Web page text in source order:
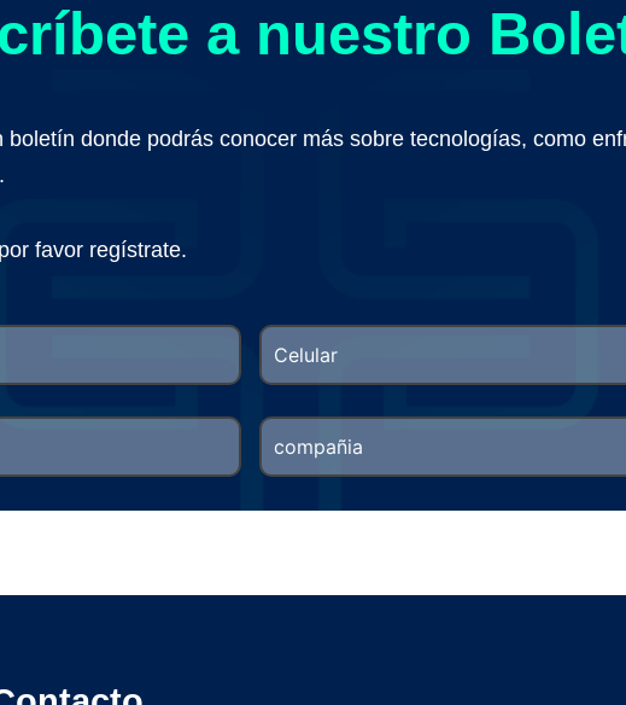
a nuestro
boletín donde podrás conocer más sobre tecnologías, como
favor regístrate.